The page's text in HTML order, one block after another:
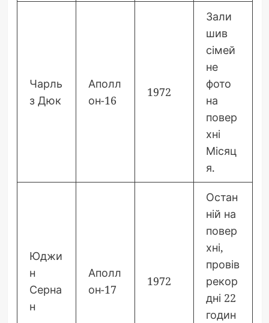
Чарль
з Дюк
Аполл
он-16
1972
Зали
шив
сімей
не
фото
на
повер
хні
Місяц
я.
Юджи
н
Серна
н
Аполл
он-17
1972
Остан
ній на
повер
хні,
провів
рекор
дні 22
годин